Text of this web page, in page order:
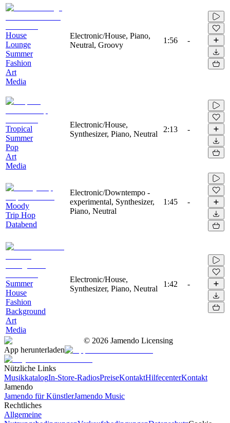
House
Lounge
Summer
Fashion
Art
Media
Electronic/House, Piano,
Neutral, Groovy
1:56 -
Tropical
Summer
Pop
Art
Media
Electronic/House,
Synthesizer, Piano, Neutral
2:13 -
Moody
Trip Hop
Databend
Electronic/Downtempo -
experimental, Synthesizer,
Piano, Neutral
1:45 -
Summer
House
Fashion
Background
Art
Media
Electronic/House,
Synthesizer, Piano, Neutral
1:42 -
© 2026 Jamendo Licensing
App herunterladen
Nützliche Links
MusikkatalogIn-Store-RadiosPreiseKontaktHilfecenterKontakt
Jamendo
Jamendo für KünstlerJamendo Music
Rechtliches
Allgemeine